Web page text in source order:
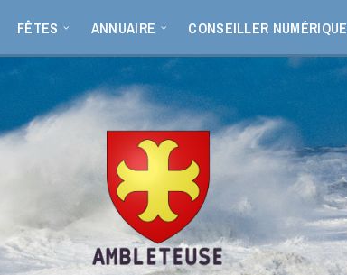
FÊTES ANNUAIRE CONSEILLER NUMÉRIQUE